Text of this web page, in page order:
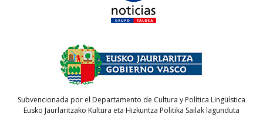
Subvencionada por el Departamento de Cultura y Política Lingüística
Eusko Jaurlaritzako Kultura eta Hizkuntza Politika Sailak lagunduta